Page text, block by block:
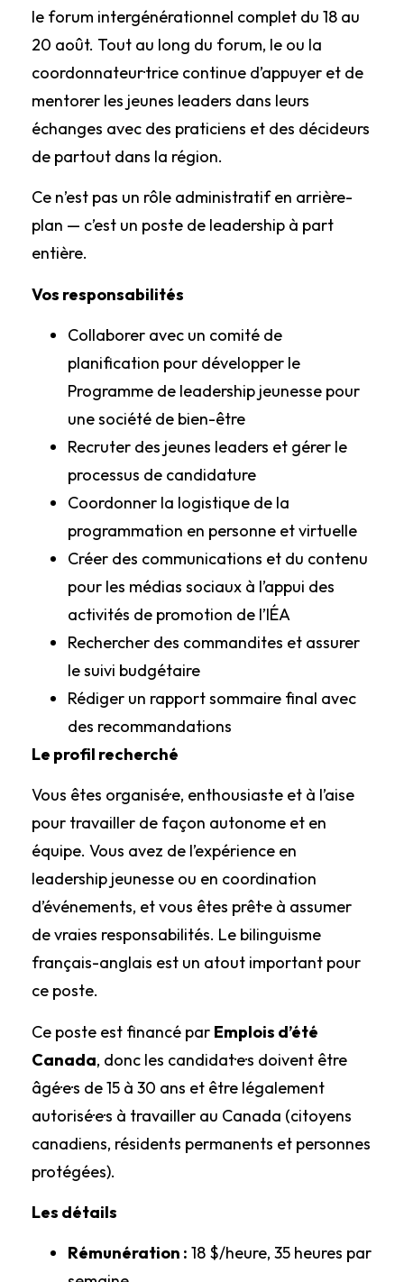
le forum intergénérationnel complet du 18 au
20 août. Tout au long du forum, le ou la
coordonnateur·trice continue d’appuyer et de
mentorer les jeunes leaders dans leurs
échanges avec des praticiens et des décideurs
de partout dans la région.
Ce n’est pas un rôle administratif en arrière-
plan — c’est un poste de leadership à part
entière.
Vos responsabilités
Collaborer avec un comité de
planification pour développer le
Programme de leadership jeunesse pour
une société de bien-être
Recruter des jeunes leaders et gérer le
processus de candidature
Coordonner la logistique de la
programmation en personne et virtuelle
Créer des communications et du contenu
pour les médias sociaux à l’appui des
activités de promotion de l’IÉA
Rechercher des commandites et assurer
le suivi budgétaire
Rédiger un rapport sommaire final avec
des recommandations
Le profil recherché
Vous êtes organisé·e, enthousiaste et à l’aise
pour travailler de façon autonome et en
équipe. Vous avez de l’expérience en
leadership jeunesse ou en coordination
d’événements, et vous êtes prêt·e à assumer
de vraies responsabilités. Le bilinguisme
français-anglais est un atout important pour
ce poste.
Ce poste est financé par Emplois d’été
Canada, donc les candidat·e·s doivent être
âgé·e·s de 15 à 30 ans et être légalement
autorisé·e·s à travailler au Canada (citoyens
canadiens, résidents permanents et personnes
protégées).
Les détails
Rémunération : 18 $/heure, 35 heures par